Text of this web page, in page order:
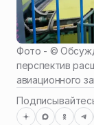
Фото - ©
перспектив
авиационного